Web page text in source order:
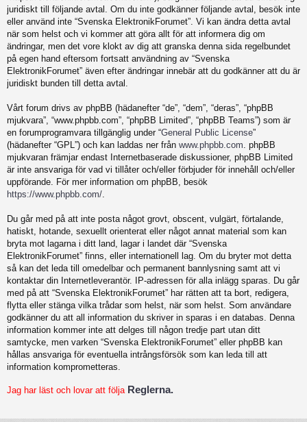
juridiskt till följande avtal. Om du inte godkänner följande avtal, besök inte
eller använd inte “Svenska ElektronikForumet”. Vi kan ändra detta avtal
när som helst och vi kommer att göra allt för att informera dig om
ändringar, men det vore klokt av dig att granska denna sida regelbundet
på egen hand eftersom fortsatt användning av “Svenska
ElektronikForumet” även efter ändringar innebär att du godkänner att du är
juridiskt bunden till detta avtal.
Vårt forum drivs av phpBB (hädanefter “de”, “dem”, “deras”, “phpBB
mjukvara”, “www.phpbb.com”, “phpBB Limited”, “phpBB Teams”) som är
en forumprogramvara tillgänglig under “General Public License”
(hädanefter “GPL”) och kan laddas ner från www.phpbb.com . phpBB
mjukvaran främjar endast Internetbaserade diskussioner, phpBB Limited
är inte ansvariga för vad vi tillåter och/eller förbjuder för innehåll och/eller
uppförande. För mer information om phpBB, besök
https://www.phpbb.com/
Du går med på att inte posta något grovt, obscent, vulgärt, förtalande,
hatiskt, hotande, sexuellt orienterat eller något annat material som kan
bryta mot lagarna i ditt land, lagar i landet där “Svenska
ElektronikForumet” finns, eller internationell lag. Om du bryter mot detta
så kan det leda till omedelbar och permanent bannlysning samt att vi
kontaktar din Internetleverantör. IP-adressen för alla inlägg sparas. Du går
med på att “Svenska ElektronikForumet” har rätten att ta bort, redigera,
flytta eller stänga vilka trådar som helst, när som helst. Som användare
godkänner du att all information du skriver in sparas i en databas. Denna
information kommer inte att delges till någon tredje part utan ditt
samtycke, men varken “Svenska ElektronikForumet” eller phpBB kan
hållas ansvariga för eventuella intrångsförsök som kan leda till att
information komprometteras.
Jag har läst och lovar att följa Reglerna.